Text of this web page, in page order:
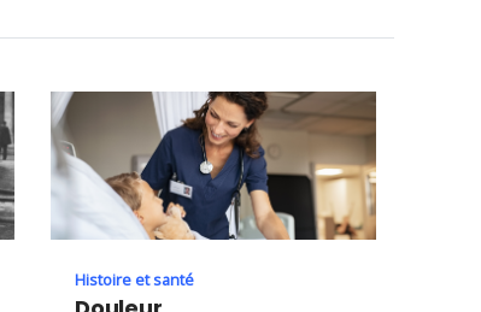
Histoire et santé